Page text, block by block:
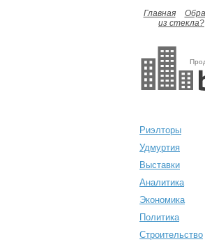
Главная
из стекла?
Риэлторы
Удмуртия
Выставки
Аналитика
Экономика
Политика
Строительство